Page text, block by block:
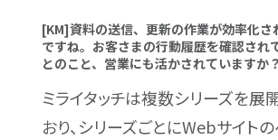
[KM]資料の送信、更新の作業が効率化さ
ですね。お客さまの行動履歴を確認され
とのこと、営業にも活かされていますか？
ミライタッチは複数シリーズを展
おり、シリーズごとにWebサイト